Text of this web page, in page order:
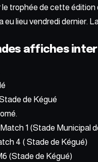
trophée de cette édition
eu lieu vendredi dernier.
affiches
de Kégué
1 (Stade Municipal
4 ( Stade de Kégué)
(Stade de Kégué)